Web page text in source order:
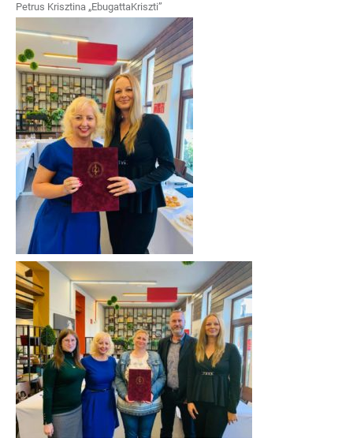
Petrus Krisztina „EbugattaKriszti”